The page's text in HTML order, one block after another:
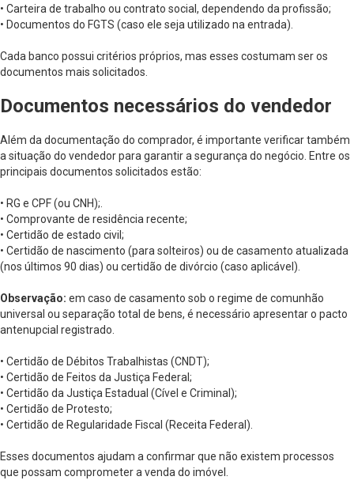
• Carteira de trabalho ou contrato social, dependendo da profissão;
• Documentos do FGTS (caso ele seja utilizado na entrada).
Cada banco possui critérios próprios, mas esses costumam ser os
documentos mais solicitados.
Documentos necessários do vendedor
Além da documentação do comprador, é importante verificar também
a situação do vendedor para garantir a segurança do negócio. Entre os
principais documentos solicitados estão:
• RG e CPF (ou CNH);.
• Comprovante de residência recente;
• Certidão de estado civil;
• Certidão de nascimento (para solteiros) ou de casamento atualizada
(nos últimos 90 dias) ou certidão de divórcio (caso aplicável).
Observação: em caso de casamento sob o regime de comunhão
universal ou separação total de bens, é necessário apresentar o pacto
antenupcial registrado.
• Certidão de Débitos Trabalhistas (CNDT);
• Certidão de Feitos da Justiça Federal;
• Certidão da Justiça Estadual (Cível e Criminal);
• Certidão de Protesto;
• Certidão de Regularidade Fiscal (Receita Federal).
Esses documentos ajudam a confirmar que não existem processos
que possam comprometer a venda do imóvel.